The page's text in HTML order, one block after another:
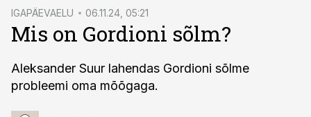
IGAPÄEVAELU 06.11.24, 05:21
Mis on Gordioni sõlm?
Aleksander Suur lahendas Gordioni sõlme
probleemi oma mõõgaga.